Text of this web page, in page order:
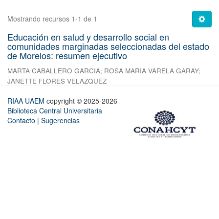
Mostrando recursos 1-1 de 1
Educación en salud y desarrollo social en
comunidades marginadas seleccionadas del estado
de Morelos: resumen ejecutivo
MARTA CABALLERO GARCIA; ROSA MARIA VARELA GARAY;
JANETTE FLORES VELAZQUEZ
RIAA UAEM copyright © 2025-2026
Biblioteca Central Universitaria
Contacto | Sugerencias